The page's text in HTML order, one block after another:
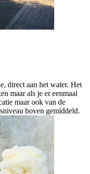
direct aan het water. Het
maar als je er eenmaal
maar ook van de
boven gemiddeld.